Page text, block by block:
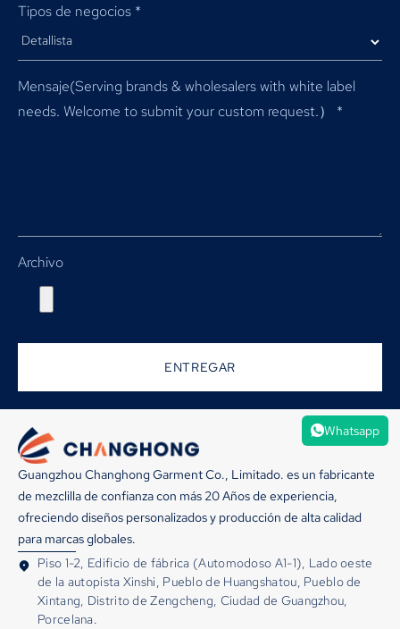
Tipos de negocios *
Mensaje(Serving brands & wholesalers with white label
needs. Welcome to submit your custom request.） *
Archivo
ENTREGAR
Guangzhou Changhong Garment Co., Limitado. es un fabricante
de mezclilla de confianza con más 20 Años de experiencia,
ofreciendo diseños personalizados y producción de alta calidad
para marcas globales.
Piso 1-2, Edificio de fábrica (Automodoso A1-1), Lado oeste
de la autopista Xinshi, Pueblo de Huangshatou, Pueblo de
Xintang, Distrito de Zengcheng, Ciudad de Guangzhou,
Porcelana.
Whatsapp